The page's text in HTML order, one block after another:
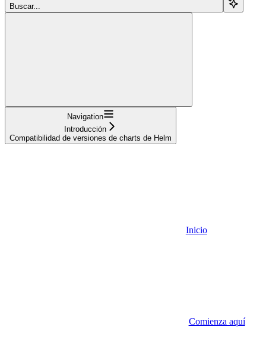
Buscar...
Navigation
Introducción
Compatibilidad de versiones de charts de Helm
Inicio
Comienza aquí